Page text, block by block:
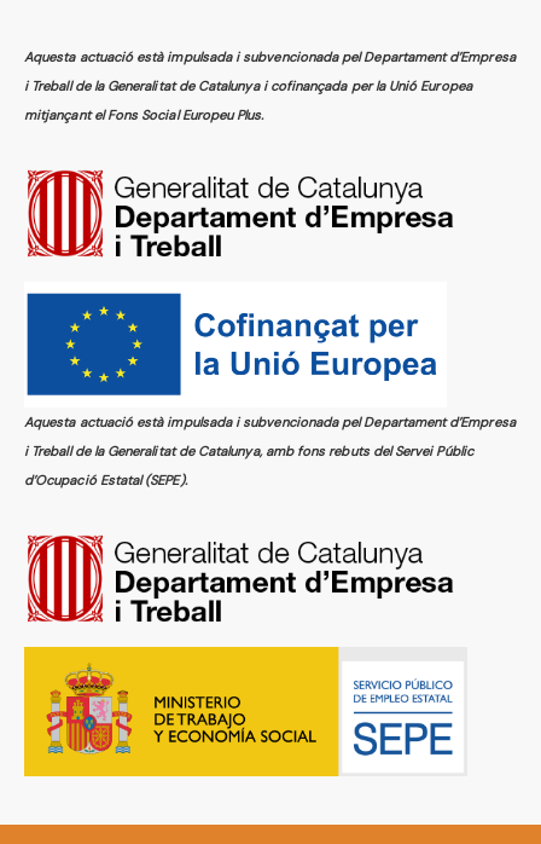
Aquesta actuació està impulsada i subvencionada pel Departament d’Empresa
i Treball de la Generalitat de Catalunya i cofinançada per la Unió Europea
mitjançant el Fons Social Europeu Plus.
Aquesta actuació està impulsada i subvencionada pel Departament d’Empresa
i Treball de la Generalitat de Catalunya, amb fons rebuts del Servei Públic
d’Ocupació Estatal (SEPE).